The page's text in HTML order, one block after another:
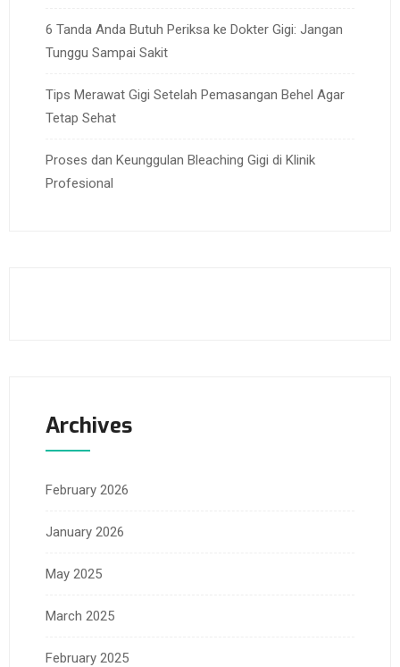
6 Tanda Anda Butuh Periksa ke Dokter Gigi: Jangan
Tunggu Sampai Sakit
Tips Merawat Gigi Setelah Pemasangan Behel Agar
Tetap Sehat
Proses dan Keunggulan Bleaching Gigi di Klinik
Profesional
Archives
February 2026
January 2026
May 2025
March 2025
February 2025